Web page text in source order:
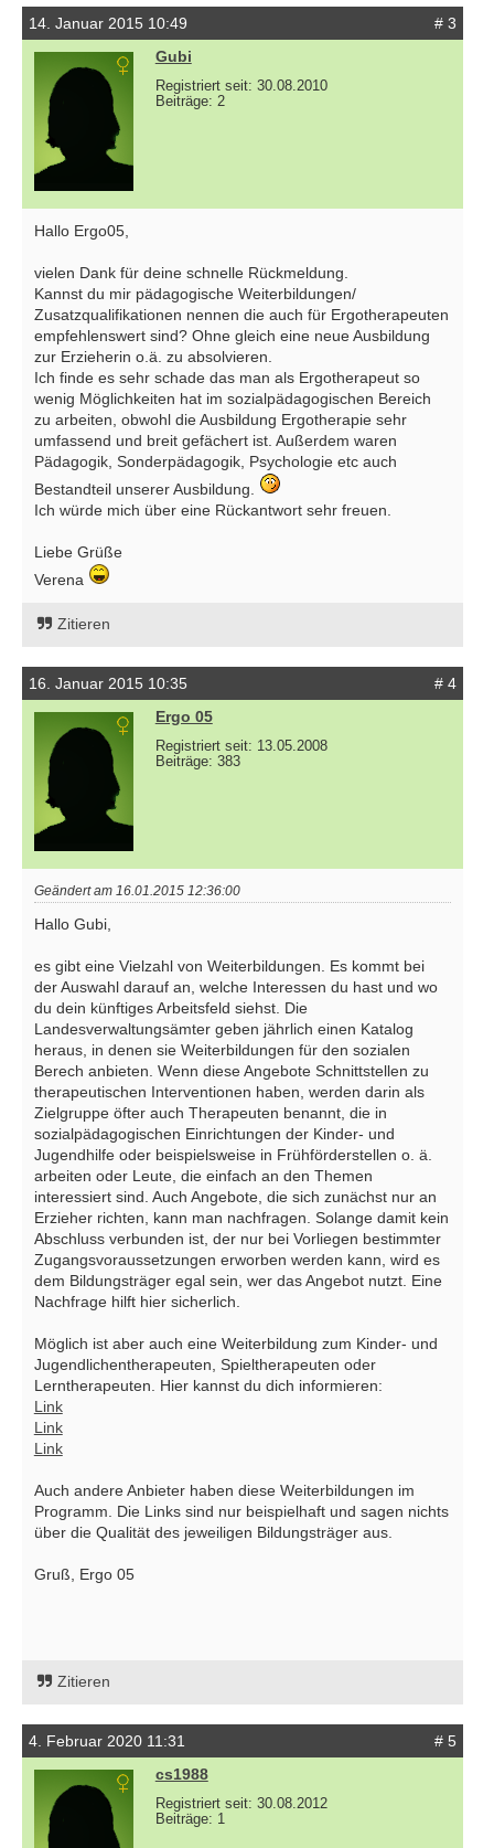
14. Januar 2015 10:49
# 3
Gubi
Registriert seit: 30.08.2010
Beiträge: 2
Hallo Ergo05,
vielen Dank für deine schnelle Rückmeldung.
Kannst du mir pädagogische Weiterbildungen/
Zusatzqualifikationen nennen die auch für Ergotherapeuten
empfehlenswert sind? Ohne gleich eine neue Ausbildung
zur Erzieherin o.ä. zu absolvieren.
Ich finde es sehr schade das man als Ergotherapeut so
wenig Möglichkeiten hat im sozialpädagogischen Bereich
zu arbeiten, obwohl die Ausbildung Ergotherapie sehr
umfassend und breit gefächert ist. Außerdem waren
Pädagogik, Sonderpädagogik, Psychologie etc auch
Bestandteil unserer Ausbildung.
Ich würde mich über eine Rückantwort sehr freuen.
Liebe Grüße
Verena
Zitieren
16. Januar 2015 10:35
# 4
Ergo 05
Registriert seit: 13.05.2008
Beiträge: 383
Geändert am 16.01.2015 12:36:00
Hallo Gubi,
es gibt eine Vielzahl von Weiterbildungen. Es kommt bei
der Auswahl darauf an, welche Interessen du hast und wo
du dein künftiges Arbeitsfeld siehst. Die
Landesverwaltungsämter geben jährlich einen Katalog
heraus, in denen sie Weiterbildungen für den sozialen
Berech anbieten. Wenn diese Angebote Schnittstellen zu
therapeutischen Interventionen haben, werden darin als
Zielgruppe öfter auch Therapeuten benannt, die in
sozialpädagogischen Einrichtungen der Kinder- und
Jugendhilfe oder beispielsweise in Frühförderstellen o. ä.
arbeiten oder Leute, die einfach an den Themen
interessiert sind. Auch Angebote, die sich zunächst nur an
Erzieher richten, kann man nachfragen. Solange damit kein
Abschluss verbunden ist, der nur bei Vorliegen bestimmter
Zugangsvoraussetzungen erworben werden kann, wird es
dem Bildungsträger egal sein, wer das Angebot nutzt. Eine
Nachfrage hilft hier sicherlich.
Möglich ist aber auch eine Weiterbildung zum Kinder- und
Jugendlichentherapeuten, Spieltherapeuten oder
Lerntherapeuten. Hier kannst du dich informieren:
Link
Link
Link
Auch andere Anbieter haben diese Weiterbildungen im
Programm. Die Links sind nur beispielhaft und sagen nichts
über die Qualität des jeweiligen Bildungsträger aus.
Gruß, Ergo 05
Zitieren
4. Februar 2020 11:31
# 5
cs1988
Registriert seit: 30.08.2012
Beiträge: 1